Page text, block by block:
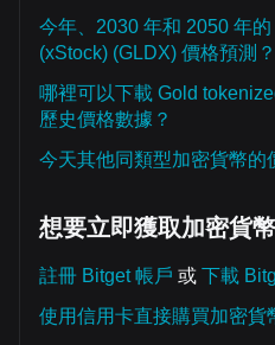
今年、2030 年和 2050 年
(xStock) (GLDX) 價格預測？
哪裡可以下載 Gold
歷史價格數據？
今天其他同類型加密貨幣的
想要立即獲取加密貨
註冊 Bitget 帳戶 或 下載
使用信用卡直接購買加密貨